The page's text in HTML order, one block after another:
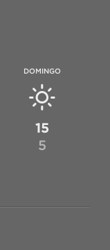
DOMINGO
15
5